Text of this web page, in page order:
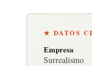
★ DATOS
Empresa
Surrealismo